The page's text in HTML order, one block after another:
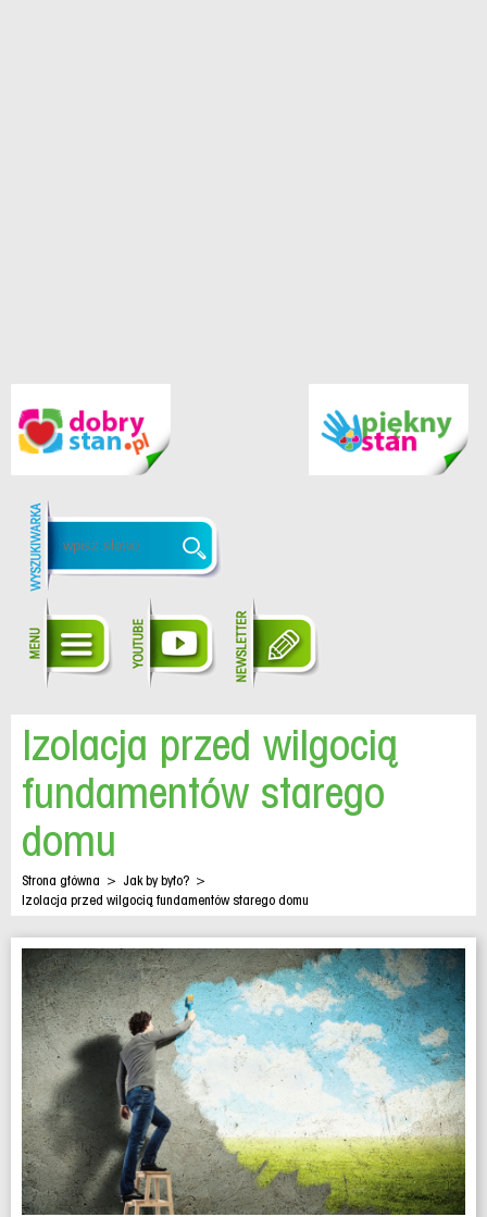
Izolacja przed wilgocią
fundamentów starego
domu
Strona główna > Jak by było? >
Izolacja przed wilgocią fundamentów starego domu